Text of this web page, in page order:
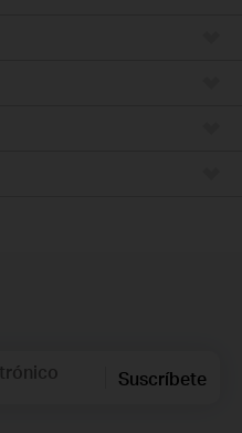
Suscríbete